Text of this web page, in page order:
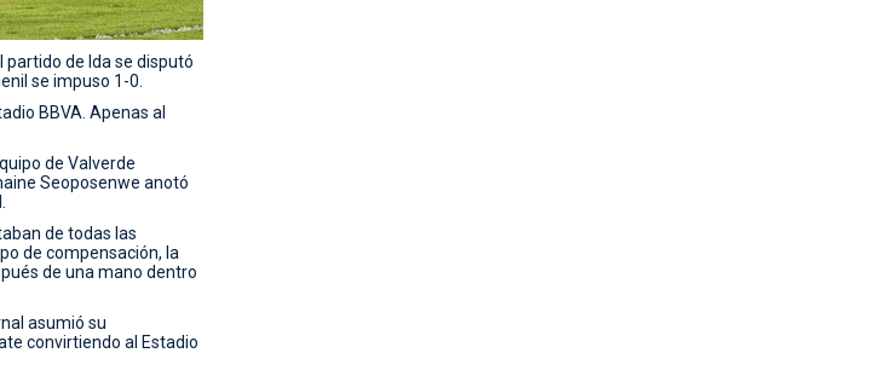
partido de Ida se disputó
se impuso 1-0.
BBVA. Apenas al
de Valverde
Seoposenwe anotó
de todas las
de compensación, la
de una mano dentro
asumió su
convirtiendo al Estadio